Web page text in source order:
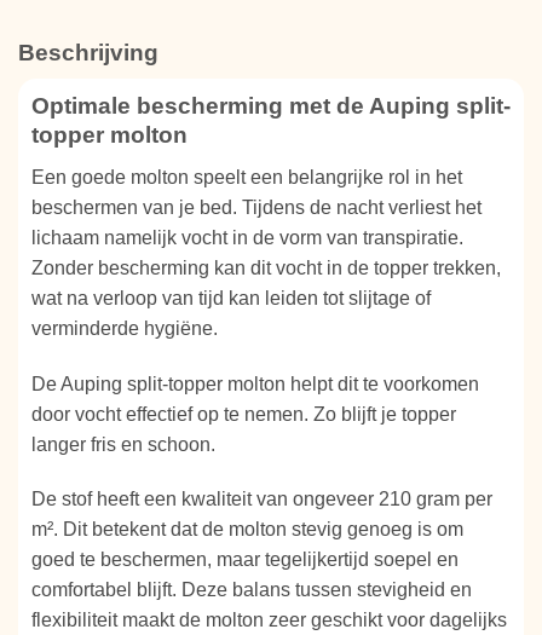
Beschrijving
Optimale bescherming met de Auping split-
topper molton
Een goede molton speelt een belangrijke rol in het
beschermen van je bed. Tijdens de nacht verliest het
lichaam namelijk vocht in de vorm van transpiratie.
Zonder bescherming kan dit vocht in de topper trekken,
wat na verloop van tijd kan leiden tot slijtage of
verminderde hygiëne.
De Auping split-topper molton helpt dit te voorkomen
door vocht effectief op te nemen. Zo blijft je topper
langer fris en schoon.
De stof heeft een kwaliteit van ongeveer 210 gram per
m². Dit betekent dat de molton stevig genoeg is om
goed te beschermen, maar tegelijkertijd soepel en
comfortabel blijft. Deze balans tussen stevigheid en
flexibiliteit maakt de molton zeer geschikt voor dagelijks